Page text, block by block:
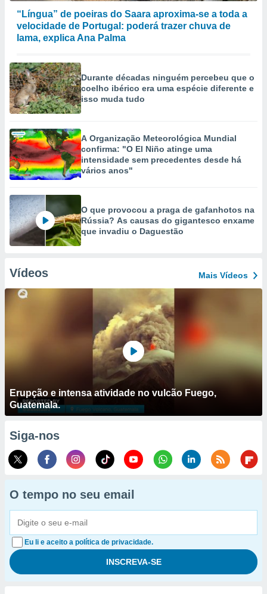
“Língua” de poeiras do Saara aproxima-se a toda a
velocidade de Portugal: poderá trazer chuva de
lama, explica Ana Palma
Durante décadas ninguém percebeu que o
coelho ibérico era uma espécie diferente e
isso muda tudo
A Organização Meteorológica Mundial
confirma: "O El Niño atinge uma
intensidade sem precedentes desde há
vários anos"
O que provocou a praga de gafanhotos na
Rússia? As causas do gigantesco enxame
que invadiu o Daguestão
Vídeos Mais Vídeos
Erupção e intensa atividade no vulcão Fuego,
Guatemala.
Siga-nos
O tempo no seu email
Eu li e aceito a política de privacidade.